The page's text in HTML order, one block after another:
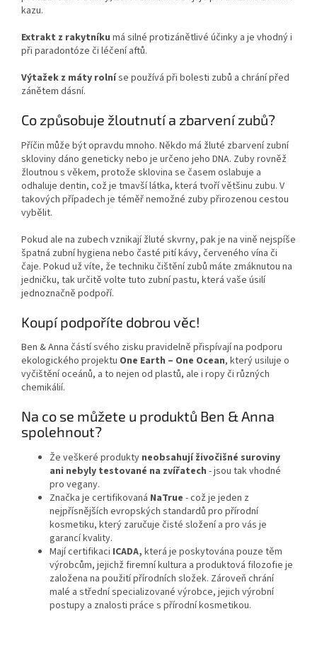
kazu.
Extrakt z rakytníku má silné protizánětlivé účinky a je vhodný i
při paradontóze či léčení aftů.
Výtažek z máty rolníse používá při bolesti zubů a chrání před
zánětem dásní.
Co způsobuje žloutnutí a zbarvení zubů?
Příčin může být opravdu mnoho. Někdo má žluté zbarvení zubní
skloviny dáno geneticky nebo je určeno jeho DNA. Zuby rovněž
žloutnou s věkem, protože sklovina se časem oslabuje a
odhaluje dentin, což je tmavší látka, která tvoří většinu zubu. V
takových případech je téměř nemožné zuby přirozenou cestou
vybělit.
Pokud ale na zubech vznikají žluté skvrny, pak je na vině nejspíše
špatná zubní hygiena nebo časté pití kávy, červeného vína či
čaje. Pokud už víte, že techniku čištění zubů máte zmáknutou na
jedničku, tak určitě volte tuto zubní pastu, která vaše úsilí
jednoznačně podpoří.
Koupí podpoříte dobrou věc!
Ben & Anna částí svého zisku pravidelně přispívají na podporu
ekologického projektu One Earth – One Ocean, který usiluje o
vyčištění oceánů, a to nejen od plastů, ale i ropy či různých
chemikálií.
Na co se můžete u produktů Ben & Anna
spolehnout?
Že veškeré produkty neobsahují živočišné suroviny
ani nebyly testované na zvířatech - jsou tak vhodné
pro vegany.
Značka je certifikovaná NaTrue - což je jeden z
nejpřísnějších evropských standardů pro přírodní
kosmetiku, který zaručuje čisté složení a pro vás je
garancí kvality.
Mají certifikaci ICADA, která je poskytována pouze těm
výrobcům, jejichž firemní kultura a produktová filozofie je
založena na použití přírodních složek. Zároveň chrání
malé a střední specializované výrobce, jejich výrobní
postupy a znalosti práce s přírodní kosmetikou.